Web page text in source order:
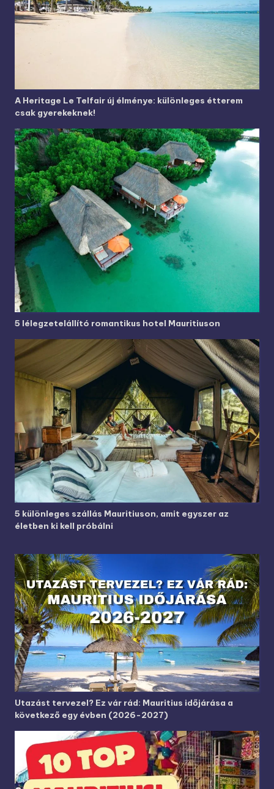
A Heritage Le Telfair új élménye: különleges étterem
csak gyerekeknek!
5 lélegzetelállító romantikus hotel Mauritiuson
5 különleges szállás Mauritiuson, amit egyszer az
életben ki kell próbálni
Utazást tervezel? Ez vár rád: Mauritius időjárása a
következő egy évben (2026-2027)